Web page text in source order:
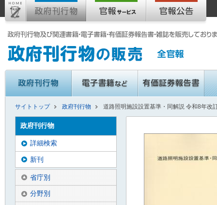
サイトトップ 政府刊行物 道路照明施設設置基準・同解説 令和8年改
政府刊行物
詳細検索
新刊
省庁別
分野別